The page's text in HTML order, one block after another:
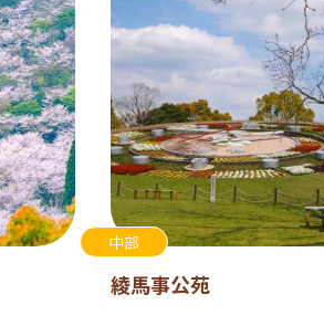
中部
綾馬事公苑